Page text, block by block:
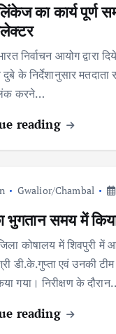
का कार्य पूर्ण
निर्वाचन आयोग द्वारा
दुबे के निर्देशानुसार
करने…
reading
Gwalior/Chambal
भुगतान समय में
कोषालय में
डी.के.गुप्ता एवं उनकी
गया। निरीक्षण के
reading